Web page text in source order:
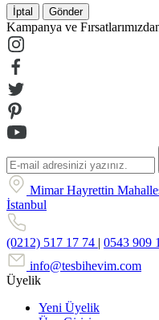
İptal Gönder
Kampanya ve
Mimar Hayrettin
İstanbul
(0212) 517 17 74 | 0543 909
info@tesbihevim.com
Üyelik
Yeni Üyelik